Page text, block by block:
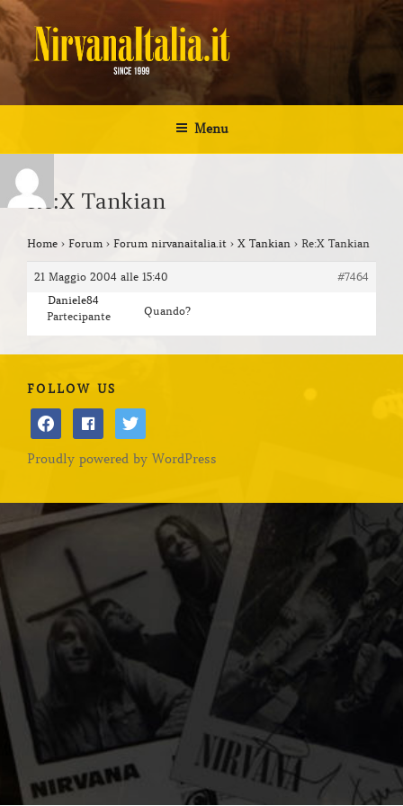
Salta
al
contenuto
NIRVANA ITALIA
Menu
Re:X Tankian
Home › Forum › Forum nirvanaitalia.it › X Tankian › Re:X Tankian
21 Maggio 2004 alle 15:40
#7464
Daniele84
Partecipante
Quando?
FOLLOW US
facebookfacebooktwitter
Proudly powered by WordPress